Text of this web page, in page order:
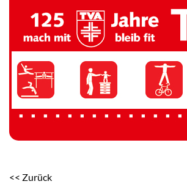
TV 1894 Auersmacher
<< Zurück